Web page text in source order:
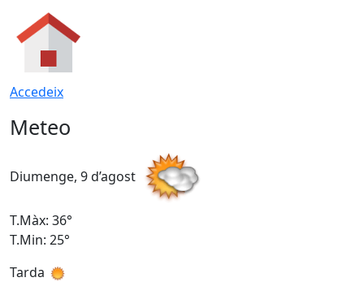
Accedeix
Meteo
Diumenge, 9 d’agost
T.Màx: 36°
T.Min: 25°
Tarda